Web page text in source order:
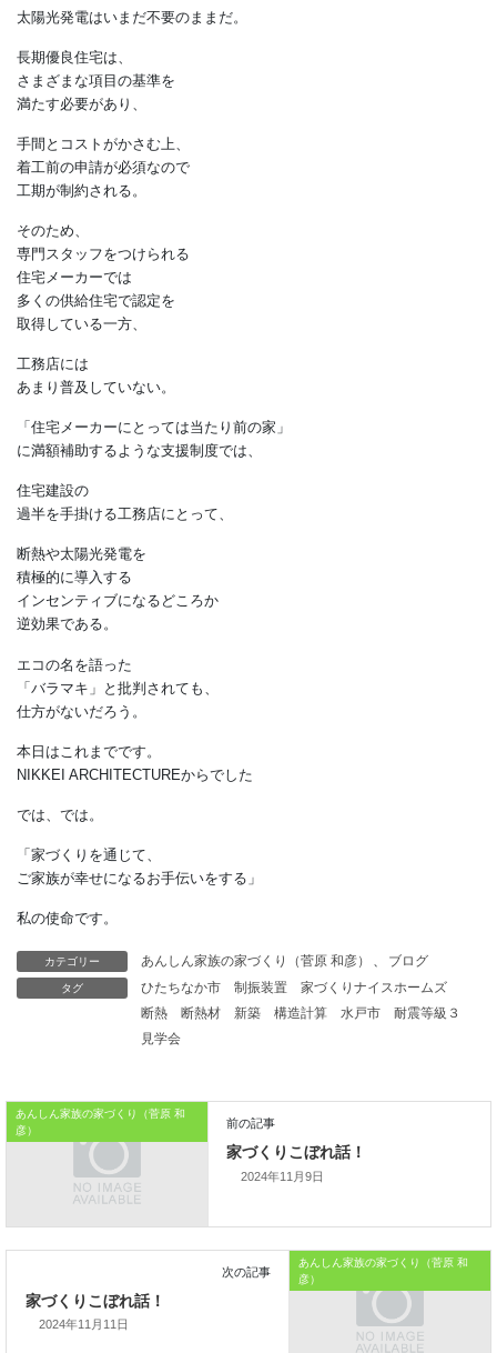
バランスを重視するあまり、
省エネ性能は前述の通り平凡。
ごく最近の2022年10月で、
太陽光発電はいまだ不要のままだ。
長期優良住宅は、
さまざまな項目の基準を
満たす必要があり、
着工前の申請が必須なので
工期が制約される。
そのため、
専門スタッフをつけられる
住宅メーカーでは
多くの供給住宅で認定を
工務店には
あまり普及していない。
「住宅メーカーにとっては当たり前の家」
に満額補助するような支援制度では、
過半を手掛ける工務店にとって、
積極的に導入する
インセンティブになるどころか
逆効果である。
エコの名を語った
仕方がないだろう。
本日はこれまでです。
NIKKEI ARCHITECTUREからでした
「家づくりを通じて、
ご家族が幸せになるお手伝いをする」
私の使命です。
カテゴリー あんしん家族の家づくり（菅原 和彦） 、
ブログ
タグ
ひたちなか市 制振装置
家づくりナイスホームズ
断熱
断熱材 新築 構造計算 水戸市
耐震等級３
見学会
あんしん家族の家づくり（菅原 和
彦）
2024年11月9日
あんしん家族の家づくり（菅原 和
彦）
2024年11月11日